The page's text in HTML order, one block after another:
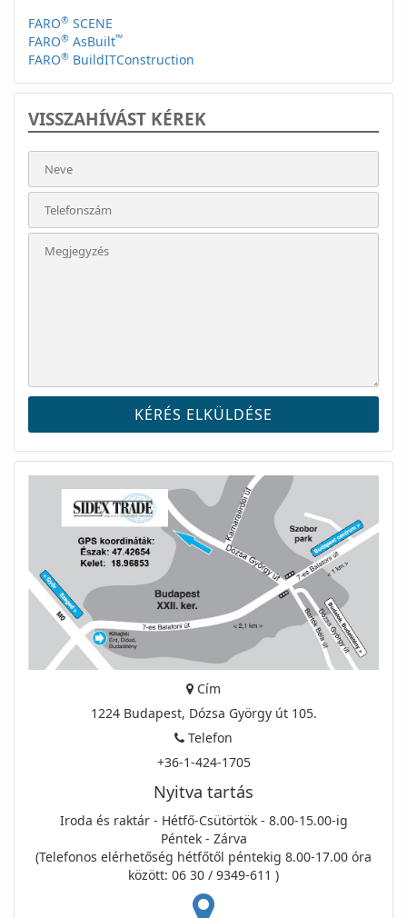
FARO® SCENE
FARO® AsBuilt™
FARO® BuildITConstruction
VISSZAHÍVÁST KÉREK
Cím
1224 Budapest, Dózsa György út 105.
Telefon
+36-1-424-1705
Nyitva tartás
Iroda és raktár - Hétfő-Csütörtök - 8.00-15.00-ig
Péntek - Zárva
(Telefonos elérhetőség hétfőtől péntekig 8.00-17.00 óra
között: 06 30 / 9349-611 )